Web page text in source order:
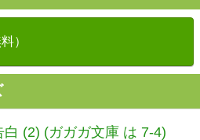
）
白 (2) (ガガガ文庫 は 7-4)